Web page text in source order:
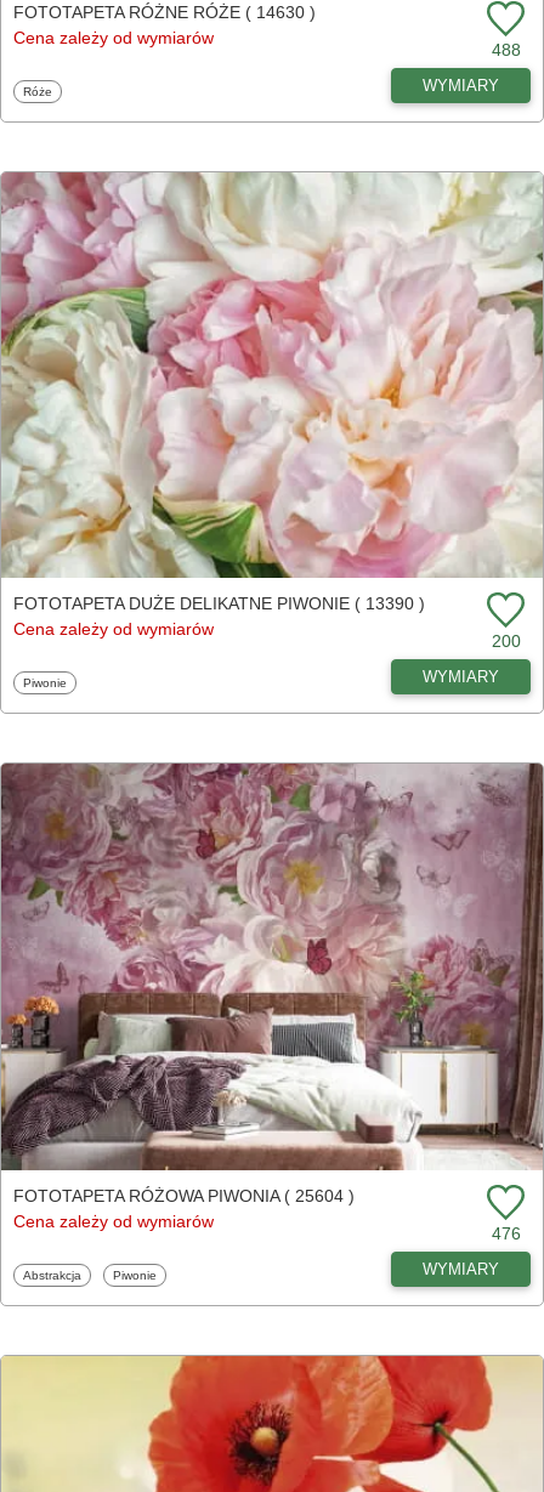
FOTOTAPETA RÓŻNE RÓŻE ( 14630 )
Cena zależy od wymiarów
488
Fototapety
Róże WYMIARY
FOTOTAPETA DUŻE DELIKATNE PIWONIE ( 13390 )
Cena zależy od wymiarów
200
Fototapety
Piwonie WYMIARY
FOTOTAPETA RÓŻOWA PIWONIA ( 25604 )
Cena zależy od wymiarów
476
Fototapety
Abstrakcja Fototapety
Piwonie WYMIARY